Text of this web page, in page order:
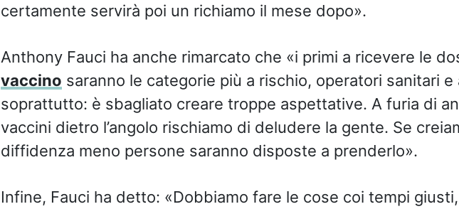
certamente servirà poi un richiamo il mese dopo».
Anthony Fauci ha anche rimarcato che «i primi a ricevere le
vaccino saranno le categorie più a rischio, operatori sanitari e
soprattutto: è sbagliato creare troppe aspettative. A furia di
vaccini dietro l’angolo rischiamo di deludere la gente. Se
diffidenza meno persone saranno disposte a prenderlo».
Infine, Fauci ha detto: «Dobbiamo fare le cose coi tempi giusti,